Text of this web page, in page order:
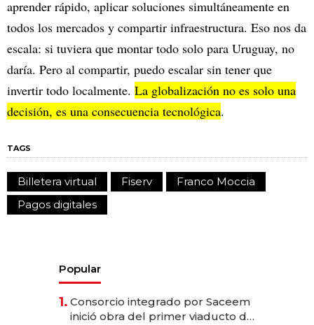
aprender rápido, aplicar soluciones simultáneamente en
todos los mercados y compartir infraestructura. Eso nos da
escala: si tuviera que montar todo solo para Uruguay, no
daría. Pero al compartir, puedo escalar sin tener que
invertir todo localmente. La globalización no es solo una
decisión, es una consecuencia tecnológica.
TAGS
Billetera virtual Fiserv
Franco Moccia
Pagos digitales
Popular
1. Consorcio integrado por Saceem
inició obra del primer viaducto de